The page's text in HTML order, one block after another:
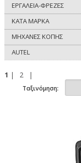
ΕΡΓΑΛΕΙΑ-ΦΡΕΖΕΣ
ΚΑΤΑ ΜΑΡΚΑ
ΜΗΧΑΝΕΣ ΚΟΠΗΣ
AUTEL
1 | 2 |
Ταξινόμηση: